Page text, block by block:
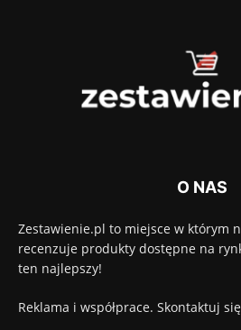
O NAS
Zestawienie.pl to miejsce w którym
recenzuje produkty dostępne na
ten najlepszy!
Reklama i współprace. Skontaktuj